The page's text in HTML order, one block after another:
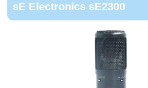
sE Electronics sE2300